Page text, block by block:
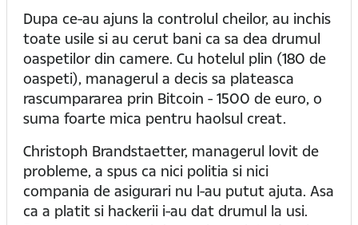
Dupa ce-au ajuns la controlul cheilor, au inchis
toate usile si au cerut bani ca sa dea drumul
oaspetilor din camere. Cu hotelul plin (180 de
oaspeti), managerul a decis sa plateasca
rascumpararea prin Bitcoin - 1500 de euro, o
suma foarte mica pentru haolsul creat.
Christoph Brandstaetter, managerul lovit de
probleme, a spus ca nici politia si nici
compania de asigurari nu l-au putut ajuta. Asa
ca a platit si hackerii i-au dat drumul la usi.